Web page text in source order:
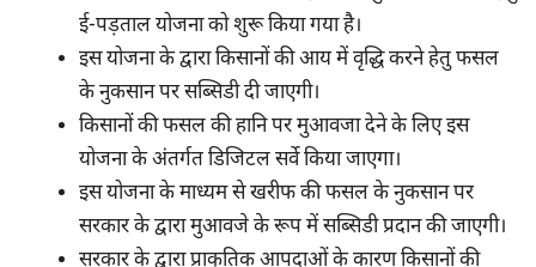
ई-पड़ताल योजना को शुरू किया गया है।
इस योजना के द्वारा किसानों की आय में वृद्धि करने हेतु फसल
के नुकसान पर सब्सिडी दी जाएगी।
किसानों की फसल की हानि पर मुआवजा देने के लिए इस
योजना के अंतर्गत डिजिटल सर्वे किया जाएगा।
इस योजना के माध्यम से खरीफ की फसल के नुकसान पर
सरकार के द्वारा मुआवजे के रूप में सब्सिडी प्रदान की जाएगी।
सरकार के द्वारा प्राकृतिक आपदाओं के कारण किसानों की